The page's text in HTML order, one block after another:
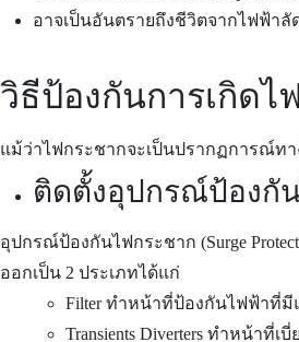
อาจเป็นอันตรายถึงชีวิตจากไฟฟ้า
วิธีป้องกันการเกิดไ
แม้ว่าไฟกระชากจะเป็นปรากฏการณ์ท
ติดตั้งอุปกรณ์ป้องกั
อุปกรณ์ป้องกันไฟกระชาก (Surge
ออกเป็น 2 ประเภทได้แก่
Filterทำหน้าที่ป้องกันไฟฟ้าที่มี
Transients Diverters ทำหน้าที่เบี่